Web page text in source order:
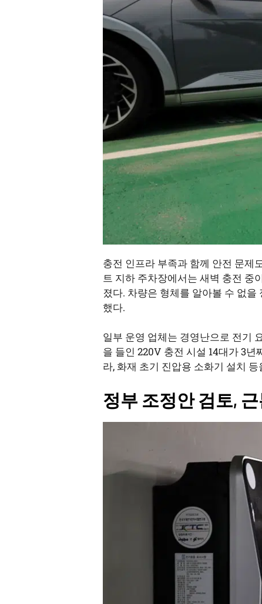
충전 인프라 부족과 함께 안전 문제
트 지하 주차장에서는 새벽 충전 중
졌다. 차량은 형체를 알아볼 수 없
했다.
일부 운영 업체는 경영난으로 전기
을 들인 220V 충전 시설 14대가 3
라, 화재 초기 진압용 소화기 설치
정부 조정안 검토,